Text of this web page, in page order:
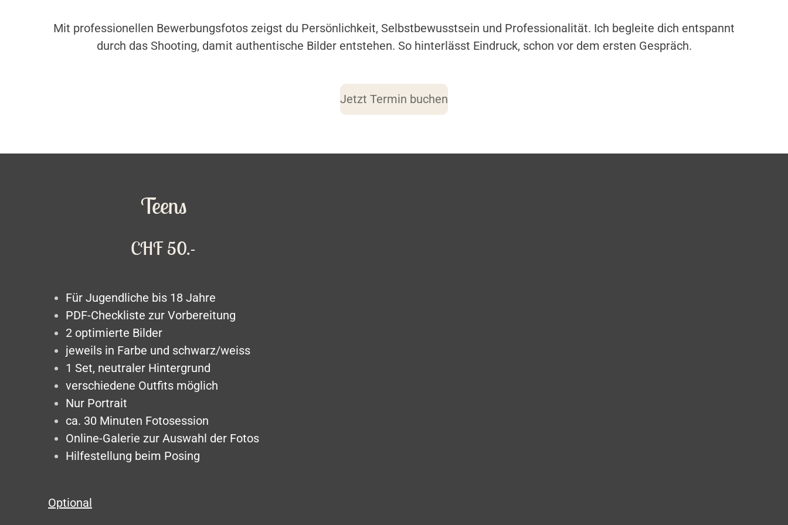
Mit professionellen Bewerbungsfotos zeigst du Persönlichkeit, Selbstbewusstsein und Professionalität. Ich begleite dich entspannt
durch das Shooting, damit authentische Bilder entstehen. So hinterlässt Eindruck, schon vor dem ersten Gespräch.
Jetzt Termin buchen
Teens
CHF 50.-
Für Jugendliche bis 18 Jahre
PDF-Checkliste zur Vorbereitung
2 optimierte Bilder
jeweils in Farbe und schwarz/weiss
1 Set, neutraler Hintergrund
verschiedene Outfits möglich
Nur Portrait
ca. 30 Minuten Fotosession
Online-Galerie zur Auswahl der Fotos
Hilfestellung beim Posing
Optional